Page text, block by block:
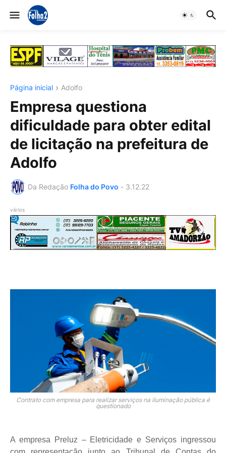
Página inicial Adolfo
Empresa questiona
dificuldade para obter edital
de licitação na prefeitura de
Adolfo
Da Redação Folha do Povo - 3.12.22
vários
Contrato com empresa para realizar serviços na iluminação pública é
questionado
A empresa Preluz – Eletricidade e Serviços ingressou